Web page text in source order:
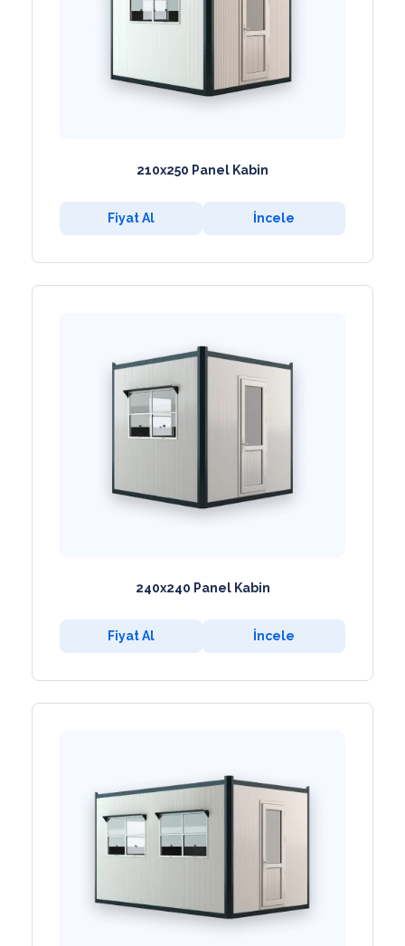
210x250 Panel Kabin
Fiyat Al İncele
240x240 Panel Kabin
Fiyat Al İncele